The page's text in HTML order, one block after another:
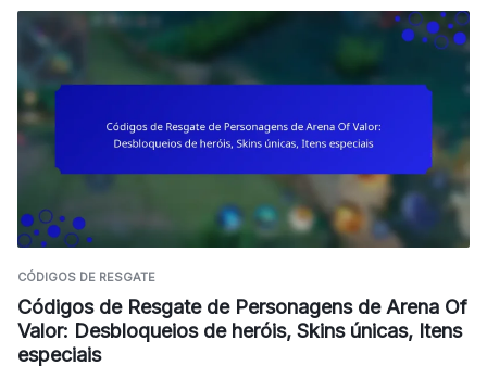
CÓDIGOS DE RESGATE
Códigos de Resgate de Personagens de Arena Of
Valor: Desbloqueios de heróis, Skins únicas, Itens
especiais